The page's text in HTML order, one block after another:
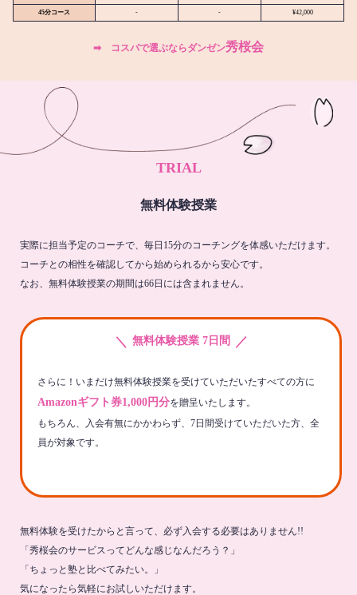
45分コース - - ¥42,000
➡︎ コスパで選ぶならダンゼン秀桜会
TRIAL
無料体験授業
実際に担当予定のコーチで、毎日15分のコーチングを体感いただけます。
コーチとの相性を確認してから始められるから安心です。
なお、無料体験授業の期間は66日には含まれません。
＼ 無料体験授業 7日間 ／
さらに！いまだけ無料体験授業を受けていただいたすべての方に
Amazonギフト券1,000円分を贈呈いたします。
もちろん、入会有無にかかわらず、7日間受けていただいた方、全
員が対象です。
無料体験を受けたからと言って、必ず入会する必要はありません!!
「秀桜会のサービスってどんな感じなんだろう？」
「ちょっと塾と比べてみたい。」
気になったら気軽にお試しいただけます。